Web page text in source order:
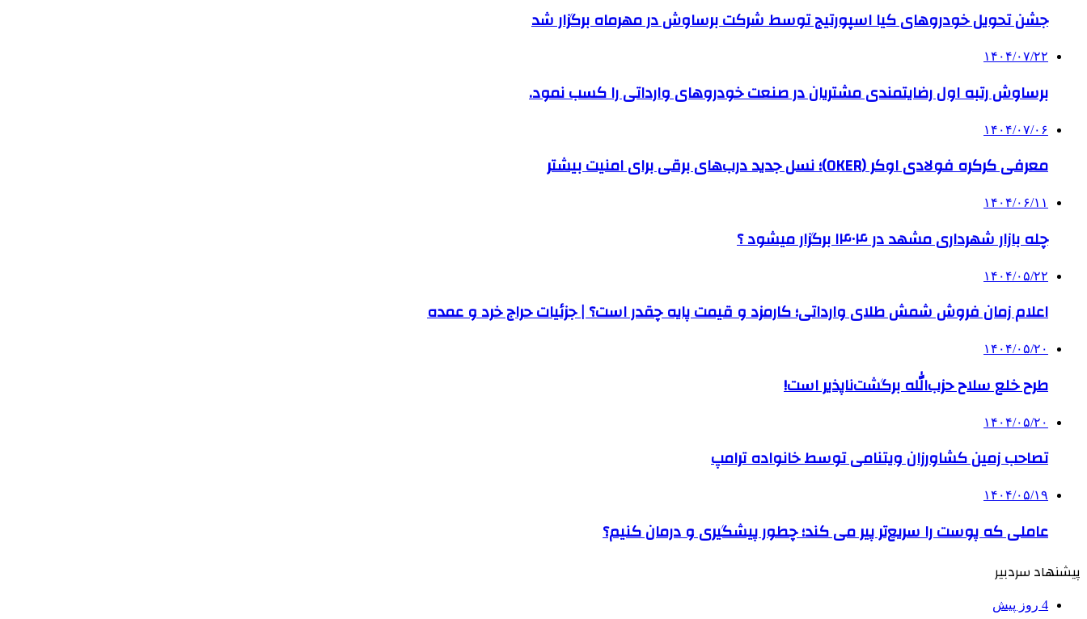
جشن تحویل خودروهای کیا اسپورتیج توسط شرکت برساوش در مهرماه برگزار شد
۱۴۰۴/۰۷/۲۲
برساوش رتبه اول رضایتمندی مشتریان در صنعت خودروهای وارداتی را کسب نمود.
۱۴۰۴/۰۷/۰۶
معرفی کرکره فولادی اوکر (OKER)؛ نسل جدید درب‌های برقی برای امنیت بیشتر
۱۴۰۴/۰۶/۱۱
چله بازار شهرداری مشهد در ۱۴۰۴ برگزار میشود ؟
۱۴۰۴/۰۵/۲۲
اعلام زمان فروش شمش طلای وارداتی؛ کارمزد و قیمت پایه چقدر است؟ | جزئیات حراج خرد و عمده
۱۴۰۴/۰۵/۲۰
طرح خلع سلاح حزب‌الله برگشت‌ناپذیر است!
۱۴۰۴/۰۵/۲۰
تصاحب زمین کشاورزان ویتنامی توسط خانواده ترامپ
۱۴۰۴/۰۵/۱۹
عاملی که پوست را سریع‌تر پیر می کند؛ چطور پیشگیری و درمان کنیم؟
پیشنهاد سردبیر
4 روز پیش